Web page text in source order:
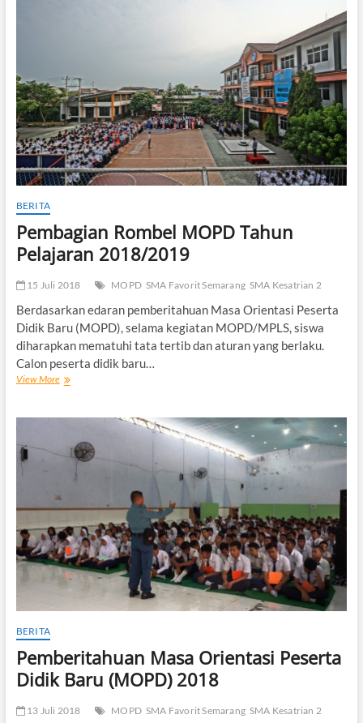
BERITA
Pembagian Rombel MOPD Tahun
Pelajaran 2018/2019
15 Juli 2018 MOPD SMA Favorit Semarang SMA Kesatrian 2
Berdasarkan edaran pemberitahuan Masa Orientasi Peserta
Didik Baru (MOPD), selama kegiatan MOPD/MPLS, siswa
diharapkan mematuhi tata tertib dan aturan yang berlaku.
Calon peserta didik baru…
View MorePembagian
Tahun
2018/2019
BERITA
Pemberitahuan Masa Orientasi Peserta
Didik Baru (MOPD) 2018
13 Juli 2018 MOPD SMA Favorit Semarang SMA Kesatrian 2